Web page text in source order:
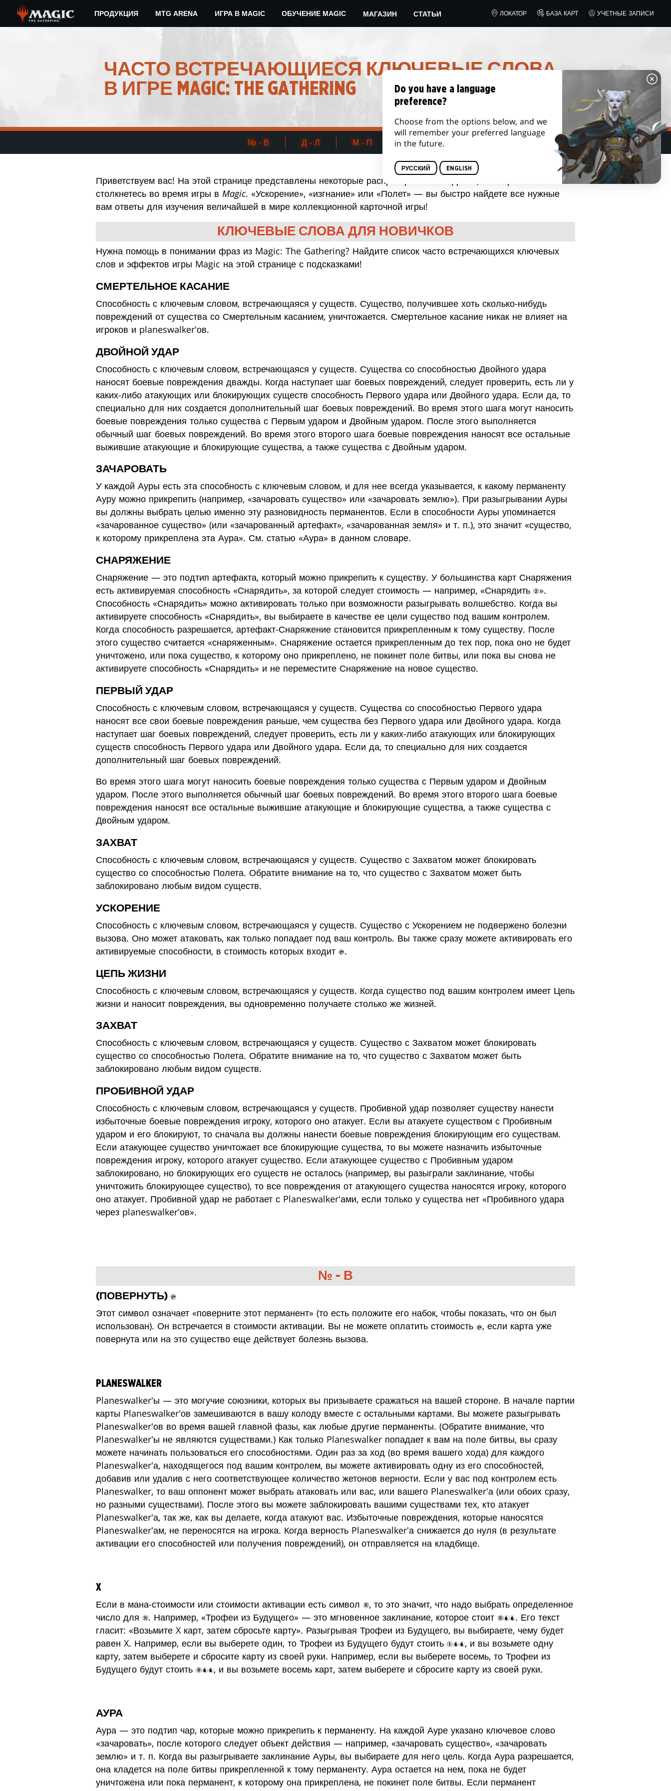
main
ПРОДУКЦИЯ MTG ARENA ИГРА В MAGIC ОБУЧЕНИЕ MAGIC МАГАЗИН СТАТЬИ ЛОКАТОР БАЗА КАРТ УЧЕТНЫЕ ЗАПИСИ
ЧАСТО ВСТРЕЧАЮЩИЕСЯ КЛЮЧЕВЫЕ СЛОВА
В ИГРЕ MAGIC: THE GATHERING
№ - В Д - Л М - П Р - Я
Приветствуем вас! На этой странице представлены некоторые распространенные фразы, с которыми вы
столкнетесь во время игры в Magic. «Ускорение», «изгнание» или «Полет» — вы быстро найдете все нужные
вам ответы для изучения величайшей в мире коллекционной карточной игры!
КЛЮЧЕВЫЕ СЛОВА ДЛЯ НОВИЧКОВ
Нужна помощь в понимании фраз из Magic: The Gathering? Найдите список часто встречающихся ключевых
слов и эффектов игры Magic на этой странице с подсказками!
СМЕРТЕЛЬНОЕ КАСАНИЕ
Способность с ключевым словом, встречающаяся у существ. Существо, получившее хоть сколько-нибудь
повреждений от существа со Смертельным касанием, уничтожается. Смертельное касание никак не влияет на
игроков и planeswalker'ов.
ДВОЙНОЙ УДАР
Способность с ключевым словом, встречающаяся у существ. Существа со способностью Двойного удара
наносят боевые повреждения дважды. Когда наступает шаг боевых повреждений, следует проверить, есть ли у
каких-либо атакующих или блокирующих существ способность Первого удара или Двойного удара. Если да, то
специально для них создается дополнительный шаг боевых повреждений. Во время этого шага могут наносить
боевые повреждения только существа с Первым ударом и Двойным ударом. После этого выполняется
обычный шаг боевых повреждений. Во время этого второго шага боевые повреждения наносят все остальные
выжившие атакующие и блокирующие существа, а также существа с Двойным ударом.
ЗАЧАРОВАТЬ
У каждой Ауры есть эта способность с ключевым словом, и для нее всегда указывается, к какому перманенту
Ауру можно прикрепить (например, «зачаровать существо» или «зачаровать землю»). При разыгрывании Ауры
вы должны выбрать целью именно эту разновидность перманентов. Если в способности Ауры упоминается
«зачарованное существо» (или «зачарованный артефакт», «зачарованная земля» и т. п.), это значит «существо,
к которому прикреплена эта Аура». См. статью «Аура» в данном словаре.
СНАРЯЖЕНИЕ
Снаряжение — это подтип артефакта, который можно прикрепить к существу. У большинства карт Снаряжения
есть активируемая способность «Снарядить», за которой следует стоимость — например, «Снарядить
».
Способность «Снарядить» можно активировать только при возможности разыгрывать волшебство. Когда вы
активируете способность «Снарядить», вы выбираете в качестве ее цели существо под вашим контролем.
Когда способность разрешается, артефакт-Снаряжение становится прикрепленным к тому существу. После
этого существо считается «снаряженным». Снаряжение остается прикрепленным до тех пор, пока оно не будет
уничтожено, или пока существо, к которому оно прикреплено, не покинет поле битвы, или пока вы снова не
активируете способность «Снарядить» и не переместите Снаряжение на новое существо.
ПЕРВЫЙ УДАР
Способность с ключевым словом, встречающаяся у существ. Существа со способностью Первого удара
наносят все свои боевые повреждения раньше, чем существа без Первого удара или Двойного удара. Когда
наступает шаг боевых повреждений, следует проверить, есть ли у каких-либо атакующих или блокирующих
существ способность Первого удара или Двойного удара. Если да, то специально для них создается
дополнительный шаг боевых повреждений.
Во время этого шага могут наносить боевые повреждения только существа с Первым ударом и Двойным
ударом. После этого выполняется обычный шаг боевых повреждений. Во время этого второго шага боевые
повреждения наносят все остальные выжившие атакующие и блокирующие существа, а также существа с
Двойным ударом.
ЗАХВАТ
Способность с ключевым словом, встречающаяся у существ. Существо с Захватом может блокировать
существо со способностью Полета. Обратите внимание на то, что существо с Захватом может быть
заблокировано любым видом существ.
УСКОРЕНИЕ
Способность с ключевым словом, встречающаяся у существ. Существо с Ускорением не подвержено болезни
вызова. Оно может атаковать, как только попадает под ваш контроль. Вы также сразу можете активировать его
активируемые способности, в стоимость которых входит
.
ЦЕПЬ ЖИЗНИ
Способность с ключевым словом, встречающаяся у существ. Когда существо под вашим контролем имеет Цепь
жизни и наносит повреждения, вы одновременно получаете столько же жизней.
ЗАХВАТ
Способность с ключевым словом, встречающаяся у существ. Существо с Захватом может блокировать
существо со способностью Полета. Обратите внимание на то, что существо с Захватом может быть
заблокировано любым видом существ.
ПРОБИВНОЙ УДАР
Способность с ключевым словом, встречающаяся у существ. Пробивной удар позволяет существу нанести
избыточные боевые повреждения игроку, которого оно атакует. Если вы атакуете существом с Пробивным
ударом и его блокируют, то сначала вы должны нанести боевые повреждения блокирующим его существам.
Если атакующее существо уничтожает все блокирующие существа, то вы можете назначить избыточные
повреждения игроку, которого атакует существо. Если атакующее существо с Пробивным ударом
заблокировано, но блокирующих его существ не осталось (например, вы разыграли заклинание, чтобы
уничтожить блокирующее существо), то все повреждения от атакующего существа наносятся игроку, которого
оно атакует. Пробивной удар не работает с Planeswalker'ами, если только у существа нет «Пробивного удара
через planeswalker'ов».
№ - В
(ПОВЕРНУТЬ)
Этот символ означает «поверните этот перманент» (то есть положите его набок, чтобы показать, что он был
использован). Он встречается в стоимости активации. Вы не можете оплатить стоимость
, если карта уже
повернута или на это существо еще действует болезнь вызова.
PLANESWALKER
Planeswalker'ы — это могучие союзники, которых вы призываете сражаться на вашей стороне. В начале партии
карты Planeswalker'ов замешиваются в вашу колоду вместе с остальными картами. Вы можете разыгрывать
Planeswalker'ов во время вашей главной фазы, как любые другие перманенты. (Обратите внимание, что
Planeswalker'ы не являются существами.) Как только Planeswalker попадает к вам на поле битвы, вы сразу
можете начинать пользоваться его способностями. Один раз за ход (во время вашего хода) для каждого
Planeswalker'а, находящегося под вашим контролем, вы можете активировать одну из его способностей,
добавив или удалив с него соответствующее количество жетонов верности. Если у вас под контролем есть
Planeswalker, то ваш оппонент может выбрать атаковать или вас, или вашего Planeswalker'а (или обоих сразу,
но разными существами). После этого вы можете заблокировать вашими существами тех, кто атакует
Planeswalker'а, так же, как вы делаете, когда атакуют вас. Избыточные повреждения, которые наносятся
Planeswalker'ам, не переносятся на игрока. Когда верность Planeswalker'а снижается до нуля (в результате
активации его способностей или получения повреждений), он отправляется на кладбище.
X
Если в мана-стоимости или стоимости активации есть символ
, то это значит, что надо выбрать определенное
число для
. Например, «Трофеи из Будущего» — это мгновенное заклинание, которое стоит
. Его текст
гласит: «Возьмите X карт, затем сбросьте карту». Разыгрывая Трофеи из Будущего, вы выбираете, чему будет
равен X. Например, если вы выберете один, то Трофеи из Будущего будут стоить
, и вы возьмете одну
карту, затем выберете и сбросите карту из своей руки. Например, если вы выберете восемь, то Трофеи из
Будущего будут стоить
, и вы возьмете восемь карт, затем выберете и сбросите карту из своей руки.
АУРА
Аура — это подтип чар, которые можно прикрепить к перманенту. На каждой Ауре указано ключевое слово
«зачаровать», после которого следует объект действия — например, «зачаровать существо», «зачаровать
землю» и т. п. Когда вы разыгрываете заклинание Ауры, вы выбираете для него цель. Когда Аура разрешается,
она кладется на поле битвы прикрепленной к тому перманенту. Аура остается на нем, пока не будет
уничтожена или пока перманент, к которому она прикреплена, не покинет поле битвы. Если перманент
Do you have a language
preference?
Choose from the options below, and we
will remember your preferred language
in the future.
РУССКИЙ ENGLISH